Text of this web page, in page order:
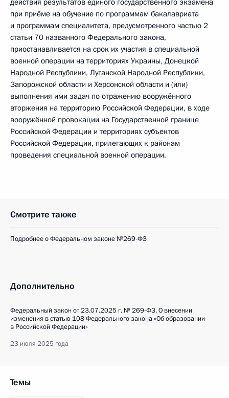
действия результатов единого государственного экзамена
при приёме на обучение по программам бакалавриата
и программам специалитета, предусмотренного частью 2
статьи 70 названного Федерального закона,
приостанавливается на срок их участия в специальной
военной операции на территориях Украины, Донецкой
Народной Республики, Луганской Народной Республики,
Запорожской области и Херсонской области и (или)
выполнения ими задач по отражению вооружённого
вторжения на территорию Российской Федерации, в ходе
вооружённой провокации на Государственной границе
Российской Федерации и территориях субъектов
Российской Федерации, прилегающих к районам
проведения специальной военной операции.
Смотрите также
Подробнее о Федеральном законе №269-ФЗ
Дополнительно
Федеральный закон от 23.07.2025 г. № 269-ФЗ. О внесении
изменения в статью 108 Федерального закона «Об образовании
в Российской Федерации»
23 июля 2025 года
Темы